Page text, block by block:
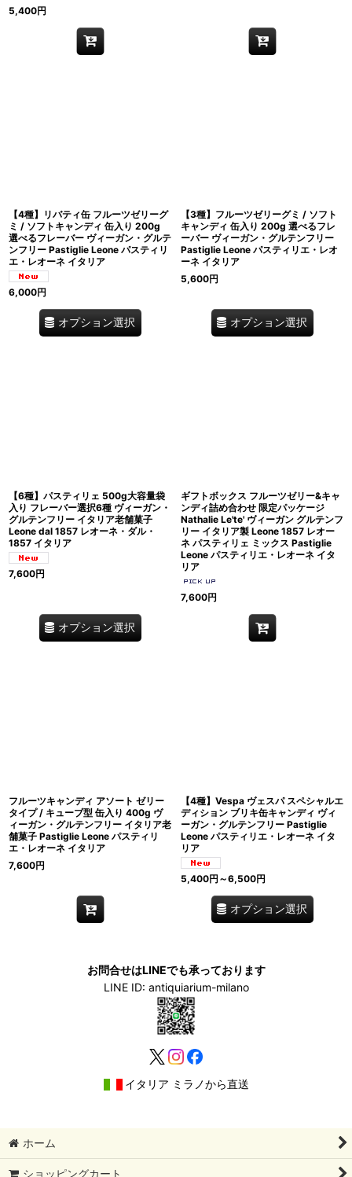
5,400円
【4種】リバティ缶 フルーツゼリーグ
ミ / ソフトキャンディ 缶入り 200g
選べるフレーバー ヴィーガン・グルテ
ンフリー Pastiglie Leone パスティリ
エ・レオーネ イタリア
6,000円
オプション選択
【3種】フルーツゼリーグミ / ソフト
キャンディ 缶入り 200g 選べるフレ
ーバー ヴィーガン・グルテンフリー
Pastiglie Leone パスティリエ・レオ
ーネ イタリア
5,600円
オプション選択
【6種】パスティリェ 500g大容量袋
入り フレーバー選択6種 ヴィーガン・
グルテンフリー イタリア老舗菓子
Leone dal 1857 レオーネ・ダル・
1857 イタリア
7,600円
オプション選択
ギフトボックス フルーツゼリー&キャ
ンディ詰め合わせ 限定パッケージ
Nathalie Le'te' ヴィーガン グルテンフ
リー イタリア製 Leone 1857 レオー
ネ パスティリェ ミックス Pastiglie
Leone パスティリエ・レオーネ イタ
リア
7,600円
フルーツキャンディ アソート ゼリー
タイプ / キューブ型 缶入り 400g ヴ
ィーガン・グルテンフリー イタリア老
舗菓子 Pastiglie Leone パスティリ
エ・レオーネ イタリア
7,600円
【4種】Vespa ヴェスパ スペシャルエ
ディション ブリキ缶キャンディ ヴィ
ーガン・グルテンフリー Pastiglie
Leone パスティリエ・レオーネ イタ
リア
5,400円 ～6,500円
オプション選択
お問合せはLINEでも承っております
LINE ID: antiquiarium-milano
イタリア ミラノから直送
ホーム
ショッピングカート